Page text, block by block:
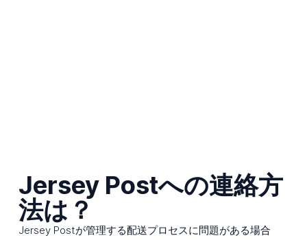
Jersey Postへの連絡方
法は？
Jersey Postが管理する配送プロセスに問題がある場合